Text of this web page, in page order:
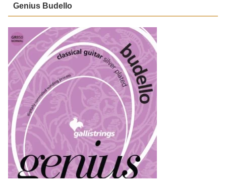
Genius Budello